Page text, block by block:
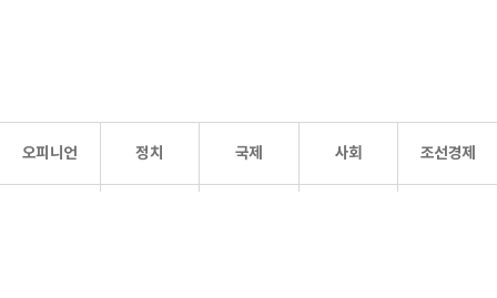
오피니언 정치 국제 사회 조선경제